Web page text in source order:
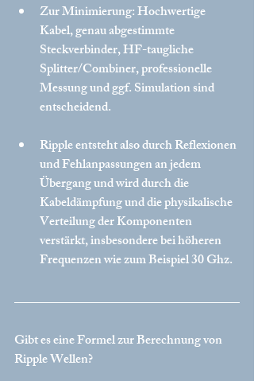
Zur Minimierung: Hochwertige
Kabel, genau abgestimmte
Steckverbinder, HF-taugliche
Splitter/Combiner, professionelle
Messung und ggf. Simulation sind
entscheidend.
Ripple entsteht also durch Reflexionen
und Fehlanpassungen an jedem
Übergang und wird durch die
Kabeldämpfung und die physikalische
Verteilung der Komponenten
verstärkt, insbesondere bei höheren
Frequenzen wie zum Beispiel 30 Ghz.
Gibt es eine Formel zur Berechnung von
Ripple Wellen?